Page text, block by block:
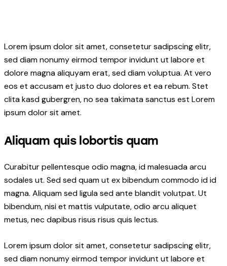
Lorem ipsum dolor sit amet, consetetur sadipscing elitr,
sed diam nonumy eirmod tempor invidunt ut labore et
dolore magna aliquyam erat, sed diam voluptua. At vero
eos et accusam et justo duo dolores et ea rebum. Stet
clita kasd gubergren, no sea takimata sanctus est Lorem
ipsum dolor sit amet.
Aliquam quis lobortis quam
Curabitur pellentesque odio magna, id malesuada arcu
sodales ut. Sed sed quam ut ex bibendum commodo id id
magna. Aliquam sed ligula sed ante blandit volutpat. Ut
bibendum, nisi et mattis vulputate, odio arcu aliquet
metus, nec dapibus risus risus quis lectus.
Lorem ipsum dolor sit amet, consetetur sadipscing elitr,
sed diam nonumy eirmod tempor invidunt ut labore et